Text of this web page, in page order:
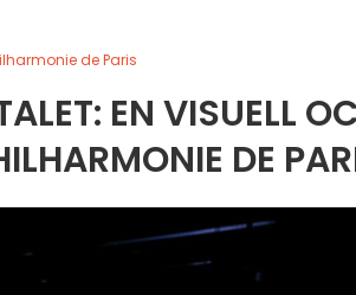
de Paris
EN VISUELL
DE